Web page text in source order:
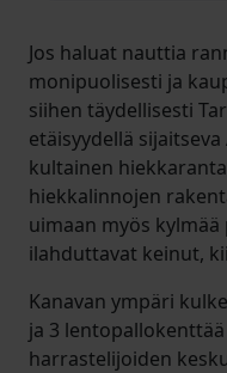
Jos haluat nauttia
monipuolisesti ja
siihen täydellisesti
etäisyydellä
kultainen
hiekkalinnojen
uimaan myös
ilahduttavat keinut,
Kanavan ympäri
ja 3
harrastelijoiden